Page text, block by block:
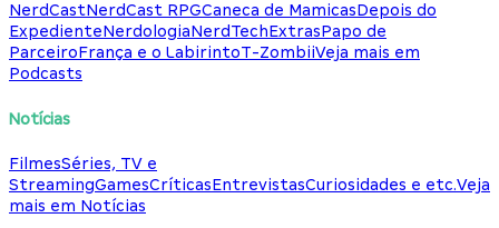
NerdCastNerdCast RPGCaneca de MamicasDepois do
ExpedienteNerdologiaNerdTechExtrasPapo de
ParceiroFrança e o LabirintoT-ZombiiVeja mais em
Podcasts
Notícias
FilmesSéries, TV e
StreamingGamesCríticasEntrevistasCuriosidades e etc.Veja
mais em Notícias